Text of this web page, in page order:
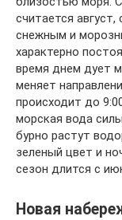
считается
снежным и
характерно
время днем дует
меняет
происходит до
морская вода
бурно растут
зеленый цвет и
сезон длится с
Новая